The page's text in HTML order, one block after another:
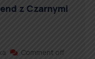
z Czarnymi
Comment off